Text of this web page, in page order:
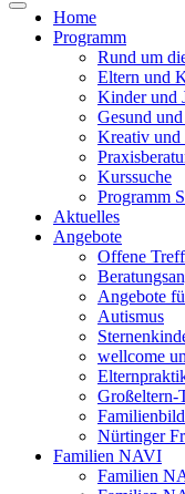
Toggle
navigation
Home
Programm
Rund um
Eltern und
Kinder und
Gesund
Kreativ und
Kurssuche
Programm
Aktuelles
Angebote
Offene
Angebote
Autismus
wellcome
Großeltern-
Nürtinger
Familien NAVI
Familien